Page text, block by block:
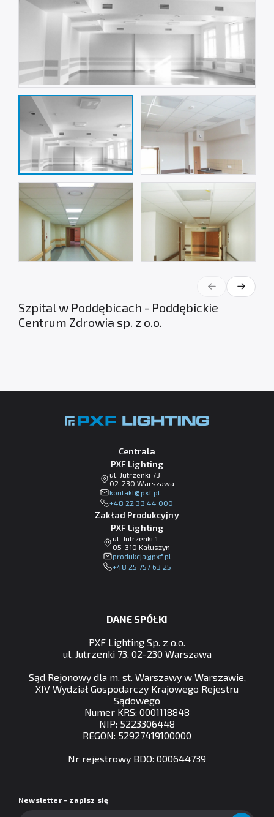
Szpital w Poddębicach - Poddębickie
Centrum Zdrowia sp. z o.o.
Centrala
PXF Lighting
ul. Jutrzenki 73
02-230 Warszawa
lp.fxp@tkatnok
+48 22 33 44 000
Zakład Produkcyjny
PXF Lighting
ul. Jutrzenki 1
05-310 Kałuszyn
lp.fxp@ajckudorp
+48 25 757 63 25
DANE SPÓŁKI
PXF Lighting Sp. z o.o.
ul. Jutrzenki 73, 02-230 Warszawa
Sąd Rejonowy dla m. st. Warszawy w Warszawie,
XIV Wydział Gospodarczy Krajowego Rejestru
Sądowego
Numer KRS: 0001118848
NIP: 5223306448
REGON: 52927419100000
Nr rejestrowy BDO: 000644739
Newsletter - zapisz się